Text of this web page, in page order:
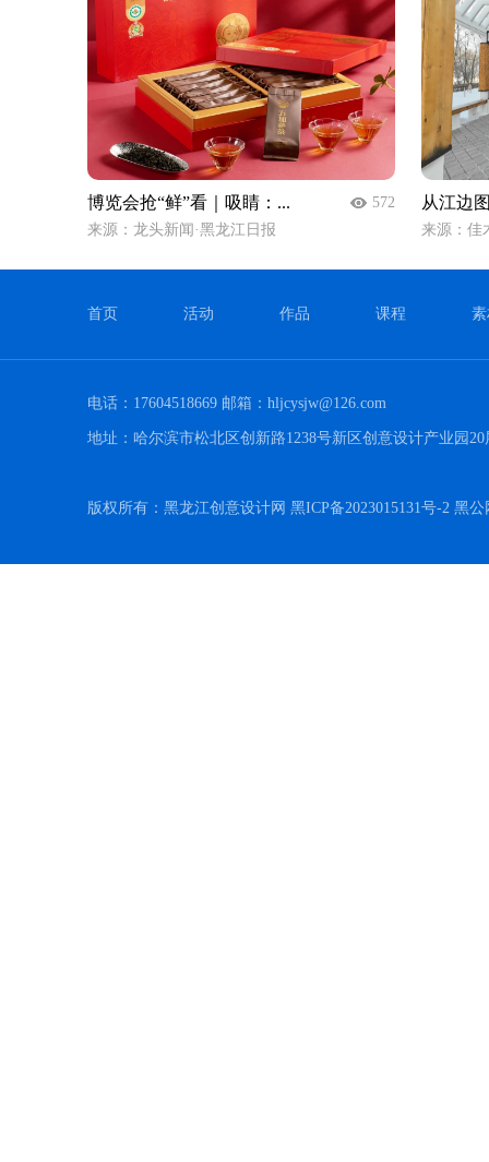
572
博览会抢“鲜”看｜吸睛：...
来源：龙头新闻·黑龙江日报
从江边
来源：佳
首页 活动 作品 课程
电话：17604518669 邮箱：hljcysjw@126.com
地址：哈尔滨市松北区创新路1238号新区创意设计产业园20
版权所有：黑龙江创意设计网 黑ICP备2023015131号-2 黑公